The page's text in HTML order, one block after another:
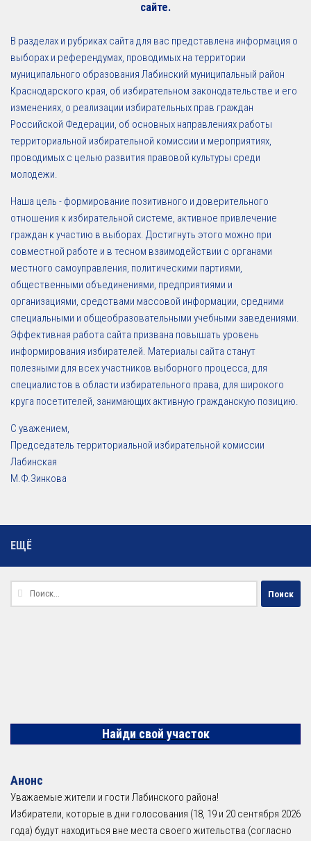
сайте.
В разделах и рубриках сайта для вас представлена информация о
выборах и референдумах, проводимых на территории
муниципального образования Лабинский муниципальный район
Краснодарского края, об избирательном законодательстве и его
изменениях, о реализации избирательных прав граждан
Российской Федерации, об основных направлениях работы
территориальной избирательной комиссии и мероприятиях,
проводимых с целью развития правовой культуры среди
молодежи.
Наша цель - формирование позитивного и доверительного
отношения к избирательной системе, активное привлечение
граждан к участию в выборах. Достигнуть этого можно при
совместной работе и в тесном взаимодействии с органами
местного самоуправления, политическими партиями,
общественными объединениями, предприятиями и
организациями, средствами массовой информации, средними
специальными и общеобразовательными учебными заведениями.
Эффективная работа сайта призвана повышать уровень
информирования избирателей. Материалы сайта станут
полезными для всех участников выборного процесса, для
специалистов в области избирательного права, для широкого
круга посетителей, занимающих активную гражданскую позицию.
С уважением,
Председатель территориальной избирательной комиссии
Лабинская
М.Ф.Зинкова
ЕЩЁ
Найти:
Найди свой участок
Анонс
Уважаемые жители и гости Лабинского района!
Избиратели, которые в дни голосования (18, 19 и 20 сентября 2026
года) будут находиться вне места своего жительства (согласно